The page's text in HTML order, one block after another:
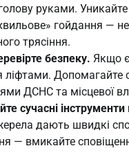
руками.
гойдання —
трясіння.
безпеку. Якщо
ліфтами. Допомагайте
ДСНС та місцевої
сучасні
дають швидкі
— вмикайте